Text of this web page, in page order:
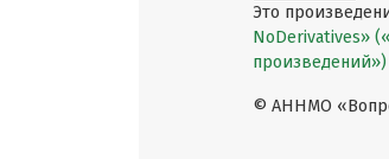
Это
NoDerivatives»
© АННМО